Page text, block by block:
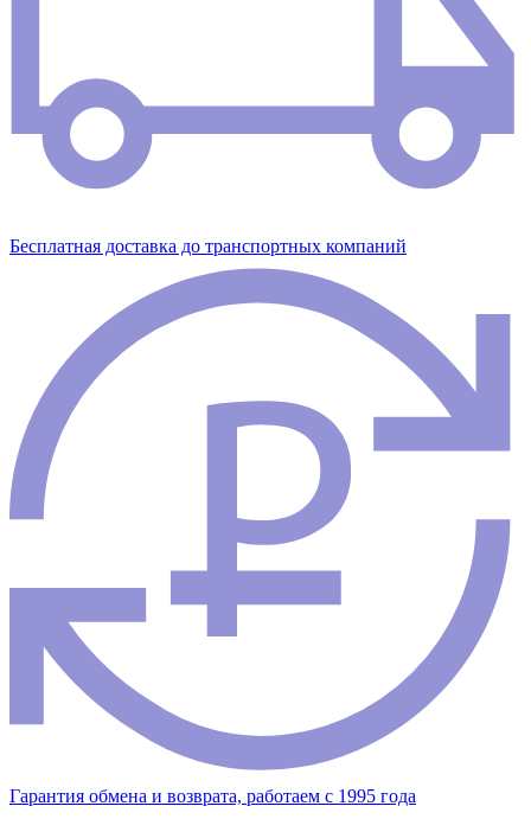
Бесплатная доставка до транспортных компаний
Гарантия обмена и возврата, работаем с 1995 года